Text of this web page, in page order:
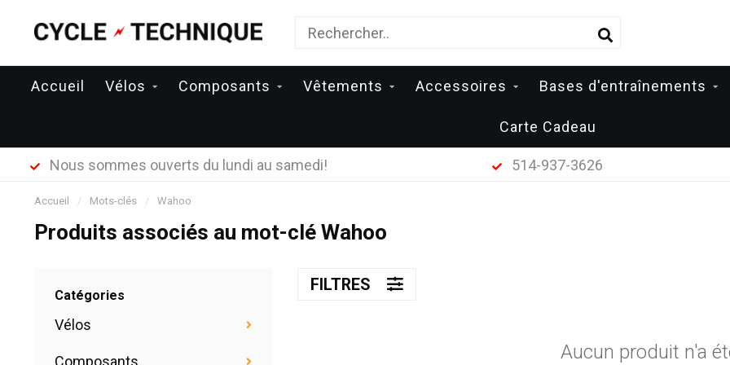
Accueil Vélos Composants Vêtements Accessoires Bases d'entraînements
Carte Cadeau
Nous sommes ouverts du lundi au samedi! 514-937-3626
Accueil / Mots-clés / Wahoo
Produits associés au mot-clé Wahoo
Catégories
Vélos
Composants
FILTRES
Aucun produit n'a